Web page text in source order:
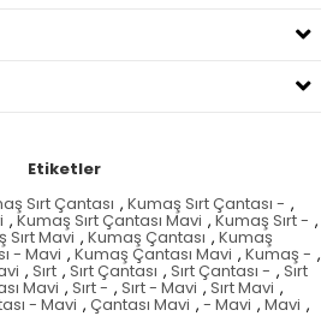
Etiketler
Sırt Çantası , Kumaş Sırt Çantası - ,
, Kumaş Sırt Çantası Mavi , Kumaş Sırt - ,
Sırt Mavi , Kumaş Çantası , Kumaş
- Mavi , Kumaş Çantası Mavi , Kumaş - ,
, Sırt , Sırt Çantası , Sırt Çantası - , Sırt
Mavi , Sırt - , Sırt - Mavi ,Sırt Mavi ,
- Mavi , Çantası Mavi , - Mavi , Mavi ,